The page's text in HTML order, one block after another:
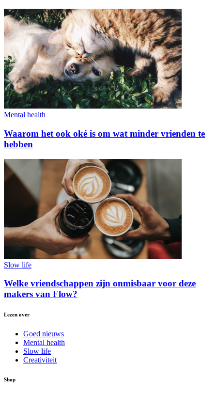
Mental health
Waarom het ook oké is om wat minder vrienden te
hebben
Slow life
Welke vriendschappen zijn onmisbaar voor deze
makers van Flow?
Lezen over
Goed nieuws
Mental health
Slow life
Creativiteit
Shop